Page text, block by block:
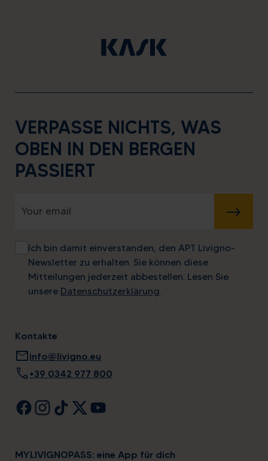
VERPASSE NICHTS, WAS
OBEN IN DEN BERGEN
PASSIERT
SENDEN
Ich bin damit einverstanden, den APT Livigno-
Newsletter zu erhalten. Sie können diese
Mitteilungen jederzeit abbestellen. Lesen Sie
unsere Datenschutzerklärung.
Kontakte
mailinfo@livigno.eu
call +39 0342 977 800
MYLIVIGNOPASS: eine App für dich